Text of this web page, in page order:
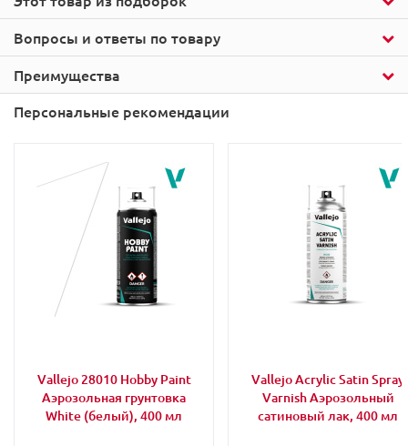
Вопросы и ответы по товару
Преимущества
Персональные рекомендации
Vallejo 28010 Hobby Paint
Аэрозольная грунтовка
White (белый), 400 мл
Vallejo Acrylic Satin Spray
Varnish Аэрозольный
сатиновый лак, 400 мл